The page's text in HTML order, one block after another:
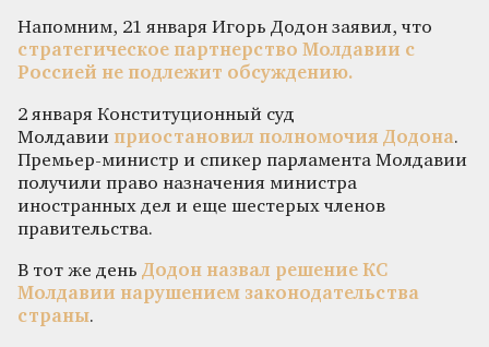
Напомним, 21 января Игорь Додон заявил, что
стратегическое партнерство Молдавии с
Россией не подлежит обсуждению.
2 января Конституционный суд
Молдавии приостановил полномочия Додона.
Премьер-министр и спикер парламента Молдавии
получили право назначения министра
иностранных дел и еще шестерых членов
правительства.
В тот же день Додон назвал решение КС
Молдавии нарушением законодательства
страны.